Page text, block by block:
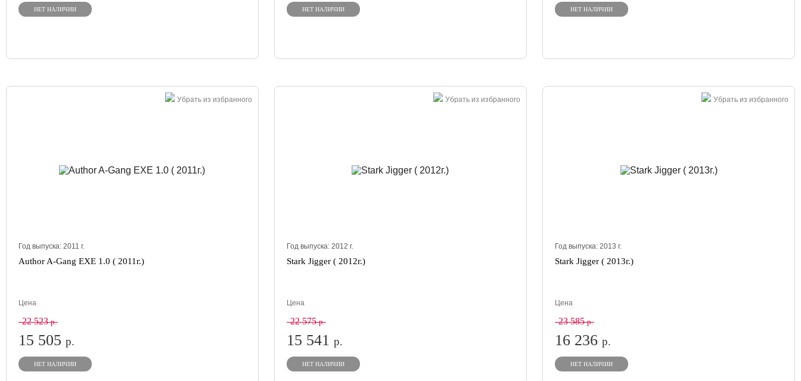
НЕТ НАЛИЧИИ НЕТ НАЛИЧИИ НЕТ НАЛИЧИИ
Убрать из избранного
Год выпуска: 2011 г.
Author A-Gang EXE 1.0 ( 2011г.)
Цена
22 523р.
15 505 р.
НЕТ НАЛИЧИИ
Убрать из избранного
Год выпуска:2012г.
Stark Jigger ( 2012г.)
Цена
22 575р.
15 541р.
НЕТ НАЛИЧИИ
Убрать из избранного
Год выпуска:2013г.
Stark Jigger ( 2013г.)
Цена
23 585р.
16 236р.
НЕТ НАЛИЧИИ